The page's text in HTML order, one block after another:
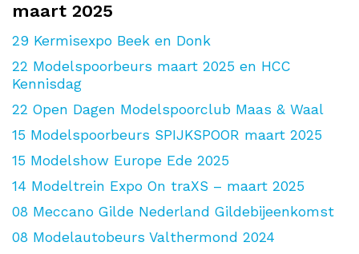
maart 2025
29 Kermisexpo Beek en Donk
22 Modelspoorbeurs maart 2025 en HCC
Kennisdag
22 Open Dagen Modelspoorclub Maas & Waal
15 Modelspoorbeurs SPIJKSPOOR maart 2025
15 Modelshow Europe Ede 2025
14 Modeltrein Expo On traXS – maart 2025
08 Meccano Gilde Nederland Gildebijeenkomst
08 Modelautobeurs Valthermond 2024